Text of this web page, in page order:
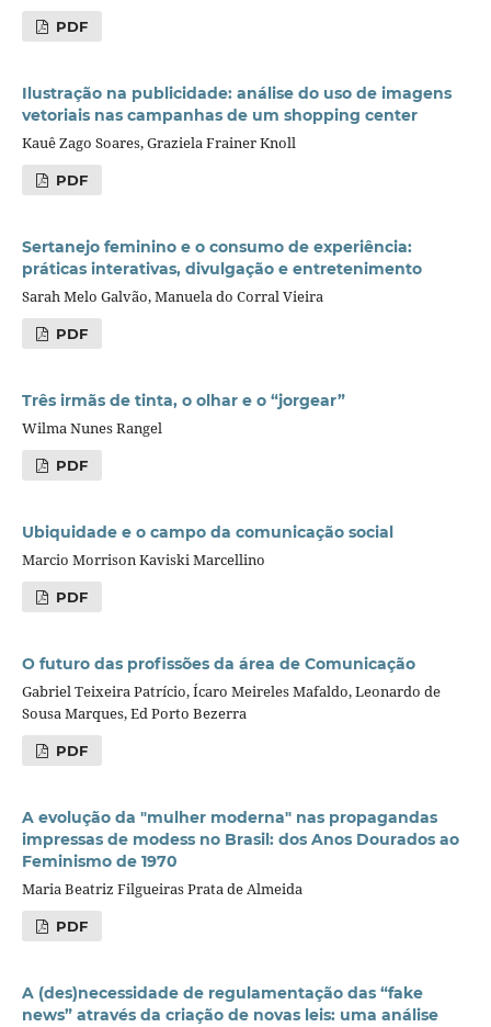
PDF
Ilustração na publicidade: análise do uso de imagens
vetoriais nas campanhas de um shopping center
Kauê Zago Soares, Graziela Frainer Knoll
PDF
Sertanejo feminino e o consumo de experiência:
práticas interativas, divulgação e entretenimento
Sarah Melo Galvão, Manuela do Corral Vieira
PDF
Três irmãs de tinta, o olhar e o “jorgear”
Wilma Nunes Rangel
PDF
Ubiquidade e o campo da comunicação social
Marcio Morrison Kaviski Marcellino
PDF
O futuro das profissões da área de Comunicação
Gabriel Teixeira Patrício, Ícaro Meireles Mafaldo, Leonardo de
Sousa Marques, Ed Porto Bezerra
PDF
A evolução da "mulher moderna" nas propagandas
impressas de modess no Brasil: dos Anos Dourados ao
Feminismo de 1970
Maria Beatriz Filgueiras Prata de Almeida
PDF
A (des)necessidade de regulamentação das “fake
news” através da criação de novas leis: uma análise